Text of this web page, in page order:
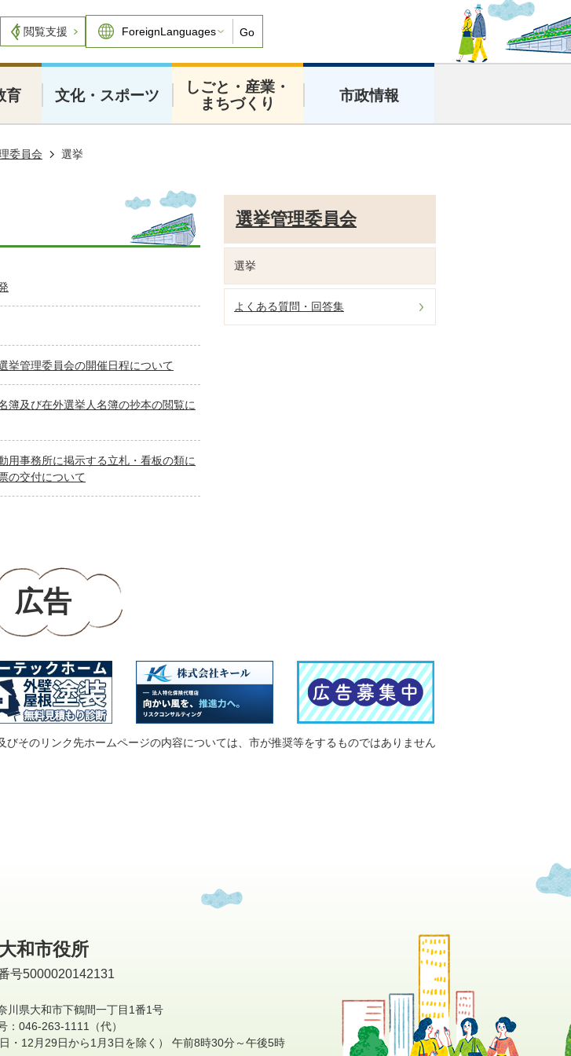
閲覧支援 Go
育 文化・スポーツ
しごと・産業・
まちづくり
市政情報
委員会 選挙
挙管理委員会の開催日程について
簿及び在外選挙人名簿の抄本の閲覧に
用事務所に掲示する立札・看板の類に
の交付について
選挙管理委員会
選挙
よくある質問・回答集
広告
びそのリンク先ホームページの内容については、市が推奨等をするものではありません
大和市役所
号5000020142131
川県大和市下鶴間一丁目1番1号
：046-263-1111（代）
・12月29日から1月3日を除く） 午前8時30分～午後5時